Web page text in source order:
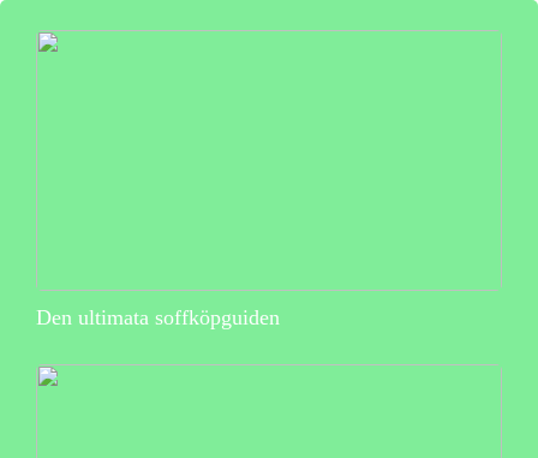
Den ultimata soffköpguiden